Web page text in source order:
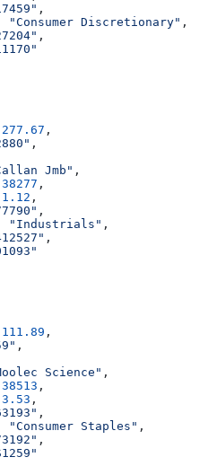
,
"Consumer Discretionary" ,
,
277.67 ,
,
Jmb" ,
38277 ,
1.12 ,
,
"Industrials" ,
,
111.89 ,
,
Science" ,
38513 ,
3.53 ,
,
"Consumer Staples" ,
,